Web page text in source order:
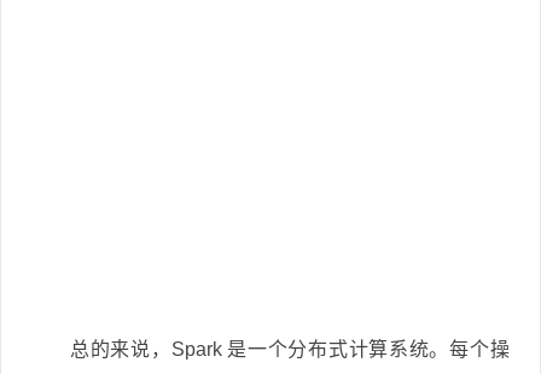
总的来说，Spark 是一个分布式计算系统。每个操